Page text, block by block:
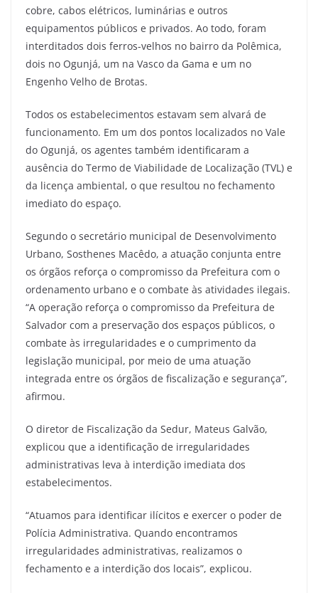
cobre, cabos elétricos, luminárias e outros
equipamentos públicos e privados. Ao todo, foram
interditados dois ferros-velhos no bairro da Polêmica,
dois no Ogunjá, um na Vasco da Gama e um no
Engenho Velho de Brotas.
Todos os estabelecimentos estavam sem alvará de
funcionamento. Em um dos pontos localizados no Vale
do Ogunjá, os agentes também identificaram a
ausência do Termo de Viabilidade de Localização (TVL) e
da licença ambiental, o que resultou no fechamento
imediato do espaço.
Segundo o secretário municipal de Desenvolvimento
Urbano, Sosthenes Macêdo, a atuação conjunta entre
os órgãos reforça o compromisso da Prefeitura com o
ordenamento urbano e o combate às atividades ilegais.
“A operação reforça o compromisso da Prefeitura de
Salvador com a preservação dos espaços públicos, o
combate às irregularidades e o cumprimento da
legislação municipal, por meio de uma atuação
integrada entre os órgãos de fiscalização e segurança”,
afirmou.
O diretor de Fiscalização da Sedur, Mateus Galvão,
explicou que a identificação de irregularidades
administrativas leva à interdição imediata dos
estabelecimentos.
“Atuamos para identificar ilícitos e exercer o poder de
Polícia Administrativa. Quando encontramos
irregularidades administrativas, realizamos o
fechamento e a interdição dos locais”, explicou.